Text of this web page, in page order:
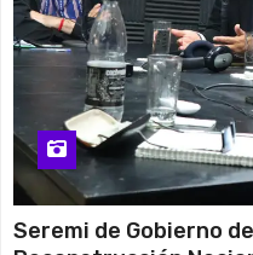
Seremi de Gobierno